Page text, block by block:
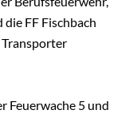
FF Fischbach
Transporter
Feuerwache 5 und